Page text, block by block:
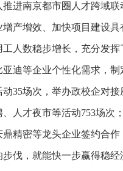
进南京都市圈人才跨域联
产增效、加快项目建设
人数稳步增长，充分发
迪等企业个性化需求，
35场次，举办政校企对
人才夜市等活动753场
精密等龙头企业签约合
伐，就能快一步赢得稳